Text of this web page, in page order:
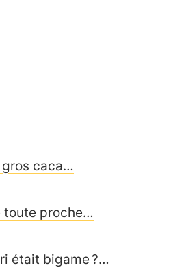
gros caca…
toute proche…
était bigame ?…